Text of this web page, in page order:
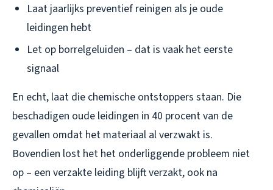
Laat jaarlijks preventief reinigen als je oude
leidingen hebt
Let op borrelgeluiden – dat is vaak het eerste
signaal
En echt, laat die chemische ontstoppers staan. Die
beschadigen oude leidingen in 40 procent van de
gevallen omdat het materiaal al verzwakt is.
Bovendien lost het het onderliggende probleem niet
op – een verzakte leiding blijft verzakt, ook na